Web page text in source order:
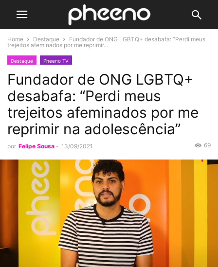
Home Destaque
Fundador de ONG LGBTQ+ desabafa: “Perdi meus
trejeitos afeminados por me reprimir...
Destaque Pheeno TV
Fundador de ONG LGBTQ+
desabafa: “Perdi meus
trejeitos afeminados por me
reprimir na adolescência”
por Felipe Sousa - 13/09/2021 69